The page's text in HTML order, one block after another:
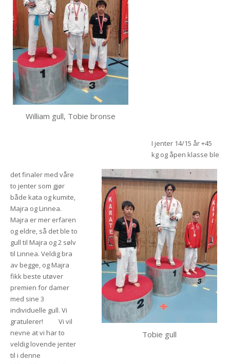
William gull, Tobie bronse
Tobie gull
I jenter 14/15 år +45
kg og åpen klasse ble
det finaler med våre
to jenter som gjør
både kata og kumite,
Majra og Linnea.
Majra er mer erfaren
og eldre, så det ble to
gull til Majra og 2 sølv
til Linnea. Veldig bra
av begge, og Majra
fikk beste utøver
premien for damer
med sine 3
individuelle gull. Vi
gratulerer! Vi vil
nevne at vi har to
veldig lovende jenter
til i denne